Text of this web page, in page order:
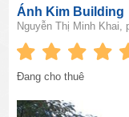
Ánh Kim Building
Nguyễn Thị Minh Khai,
Đang cho thuê